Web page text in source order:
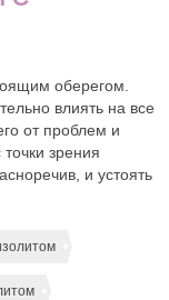
оберегом.
влиять на все
от проблем и
зрения
и устоять